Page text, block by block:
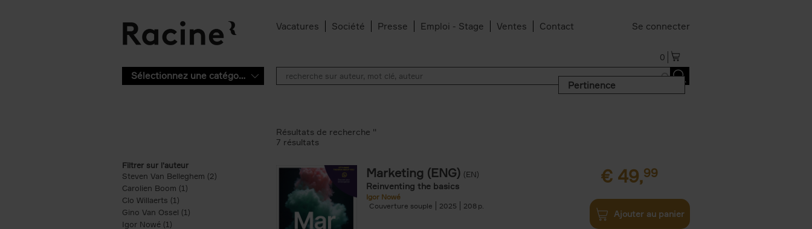
Vacatures Société Presse Emploi - Stage Ventes Contact Se connecter
0
Sélectionnez une catégorie
Pertinence
Filtrer sur l'auteur
Steven Van Belleghem (2) Apply Steven Van Belleghem filter
Carolien Boom (1)
Clo Willaerts (1)
Gino Van Ossel (1)
Igor Nowé (1)
Résultats de recherche ''
7 résultats
Marketing (ENG) (EN)
Reinventing the basics
Igor Nowé
Couverture souple
2025 208
€ 49,99
Ajouter au panier